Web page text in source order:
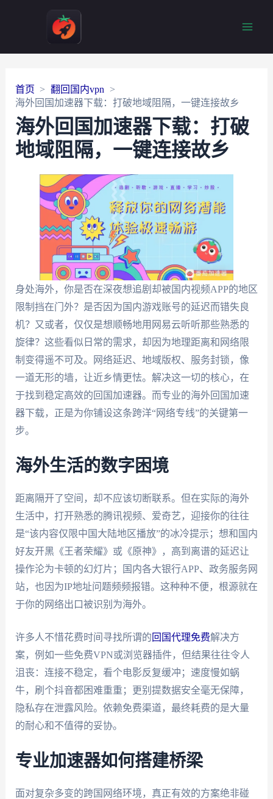
首页
翻回国内vpn
海外回国加速器下载：打破地域阻隔，一键连接故乡
海外回国加速器下载：打破
地域阻隔，一键连接故乡
身处海外，你是否在深夜想追剧却被国内视频APP的地区
限制挡在门外？是否因为国内游戏账号的延迟而错失良
机？又或者，仅仅是想顺畅地用网易云听听那些熟悉的
旋律？这些看似日常的需求，却因为地理距离和网络限
制变得遥不可及。网络延迟、地域版权、服务封锁，像
一道无形的墙，让近乡情更怯。解决这一切的核心，在
于找到稳定高效的回国加速器。而专业的海外回国加速
器下载，正是为你铺设这条跨洋“网络专线”的关键第一
步。
海外生活的数字困境
距离隔开了空间，却不应该切断联系。但在实际的海外
生活中，打开熟悉的腾讯视频、爱奇艺，迎接你的往往
是“该内容仅限中国大陆地区播放”的冰冷提示；想和国内
好友开黑《王者荣耀》或《原神》，高到离谱的延迟让
操作沦为卡顿的幻灯片；国内各大银行APP、政务服务网
站，也因为IP地址问题频频报错。这种种不便，根源就在
于你的网络出口被识别为海外。
许多人不惜花费时间寻找所谓的回国代理免费解决方
案，例如一些免费VPN或浏览器插件，但结果往往令人
沮丧：连接不稳定，看个电影反复缓冲；速度慢如蜗
牛，刷个抖音都困难重重；更别提数据安全毫无保障，
隐私存在泄露风险。依赖免费渠道，最终耗费的是大量
的耐心和不值得的妥协。
专业加速器如何搭建桥梁
面对复杂多变的跨国网络环境，真正有效的方案绝非碰